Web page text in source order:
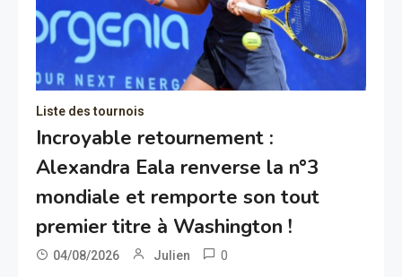
Liste des tournois
Incroyable retournement :
Alexandra Eala renverse la n°3
mondiale et remporte son tout
premier titre à Washington !
04/08/2026 Julien 0